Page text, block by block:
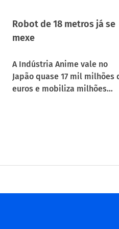
Robot de 18 metros já se
mexe
A Indústria Anime vale no
Japão quase 17 mil milhões
euros e mobiliza milhões…